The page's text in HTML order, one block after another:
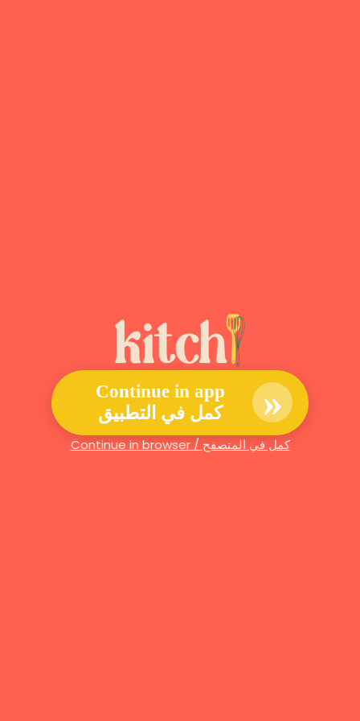
Continue in app
كمل في التطبيق
»
Continue in browser / كمل في المتصفح